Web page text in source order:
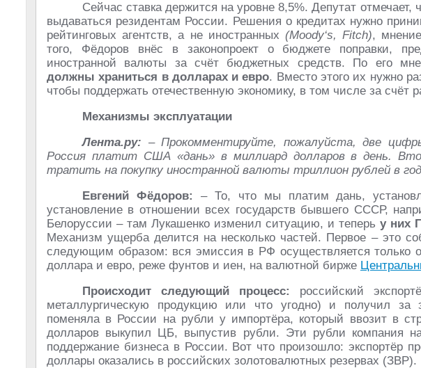
Сейчас ставка держится на уровне 8,5%. Депутат
выдаваться резидентам России. Решения о кредитах нужно
рейтинговых агентств, а не иностранных (Moody‘s, Fitch),
того, Фёдоров внёс в законопроект о бюджете поправки,
иностранной валюты за счёт бюджетных средств. По его
должны храниться в долларах и евро. Вместо этого их нужно
чтобы поддержать отечественную экономику, в том числе за счёт
Механизмы эксплуатации
Лента.ру: – Прокомментируйте, пожалуйста, две
Россия платит США «дань» в миллиард долларов в день.
тратить на покупку иностранной валюты триллион рублей в
Евгений Фёдоров:
– То, что мы платим дань,
установление в отношении всех государств бывшего СССР,
Белоруссии – там Лукашенко изменил ситуацию, и теперь у них
Механизм ущерба делится на несколько частей. Первое – это
следующим образом: вся эмиссия в РФ осуществляется только
доллара и евро, реже фунтов и иен, на валютной бирже
Происходит следующий процесс:
российский
металлургическую продукцию или что угодно) и получил за
поменяла в России на рубли у импортёра, который ввозит в
долларов выкупил ЦБ, выпустив рубли. Эти рубли компания
поддержание бизнеса в России. Вот что произошло: экспортёр
доллары оказались в российских золотовалютных резервах (ЗВР).